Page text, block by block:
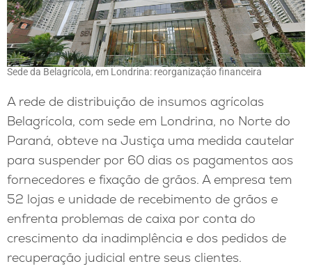
Sede da Belagrícola, em Londrina: reorganização financeira
A rede de distribuição de insumos agrícolas
Belagrícola, com sede em Londrina, no Norte do
Paraná, obteve na Justiça uma medida cautelar
para suspender por 60 dias os pagamentos aos
fornecedores e fixação de grãos. A empresa tem
52 lojas e unidade de recebimento de grãos e
enfrenta problemas de caixa por conta do
crescimento da inadimplência e dos pedidos de
recuperação judicial entre seus clientes.